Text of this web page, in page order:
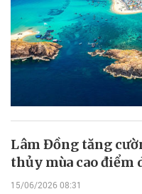
Lâm Đồng tăng
thủy mùa cao điểm
15/06/2026 08:31